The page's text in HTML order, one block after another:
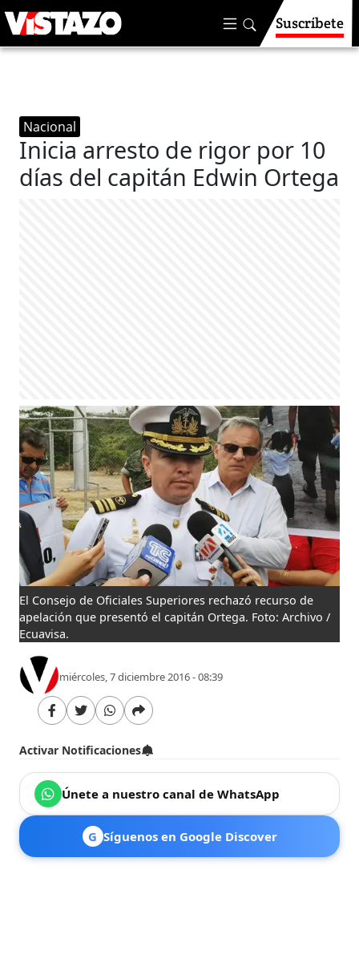
Suscríbete
Nacional
Inicia arresto de rigor por 10
días del capitán Edwin Ortega
El Consejo de Oficiales Superiores rechazó recurso de
apelación que presentó el capitán Ortega. Foto: Archivo /
Ecuavisa.
miércoles, 7 diciembre 2016 - 08:39
Activar Notificaciones
Únete a nuestro canal de WhatsApp
G Síguenos en Google Discover